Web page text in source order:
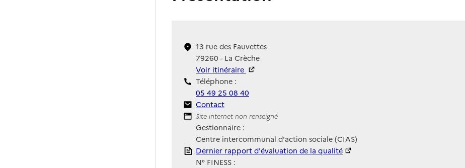
13 rue des Fauvettes
79260 - La Crèche
Voir itinéraire
Téléphone :
05 49 25 08 40
Contact
Contact
Site Internet
Site internet non renseigné
Gestionnaire :
Centre intercommunal d'action sociale (CIAS)
Rapport HAS
Dernier rapport d'évaluation de la qualité
N° FINESS :